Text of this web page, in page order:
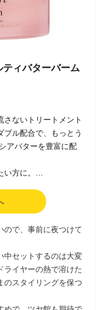
ティバターバーム
ないトリートメント
ブル配合で、もっとう
アバターを豊富に配
方に。
ので、事前に夜つけて
中セットするのは大変
ライヤーの熱で溶けた
のスタイリングを保つ